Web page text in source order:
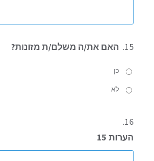
15. האם את/ה משלם/ת מזונות?
כן
לא
16.
הערות 15